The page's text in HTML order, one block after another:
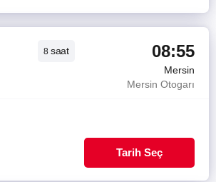
8 saat 08:55
Mersin
Mersin Otogarı
Tarih Seç